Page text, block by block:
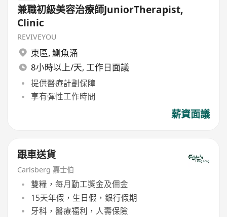
兼職初級美容治療師JuniorTherapist,
Clinic
REVIVEYOU
東區, 鰂魚涌
8小時以上/天, 工作日面議
提供醫療計劃保障
享有彈性工作時間
薪資面議
跟車送貨
Carlsberg 嘉士伯
雙糧，每月勤工獎金及佣金
15天年假，生日假，銀行假期
牙科，醫療福利，人壽保險